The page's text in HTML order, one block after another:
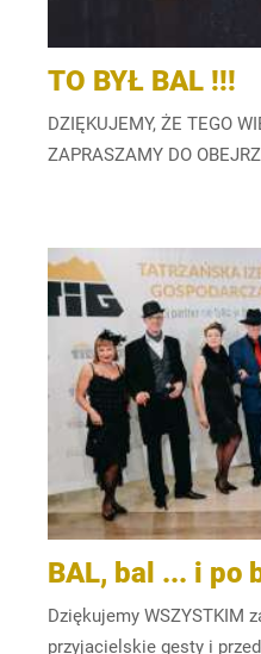
TO BYŁ BAL !!!
DZIĘKUJEMY, ŻE TEGO
ZAPRASZAMY DO
BAL, bal ... i po
Dziękujemy WSZYSTKIM
przyjacielskie gesty i